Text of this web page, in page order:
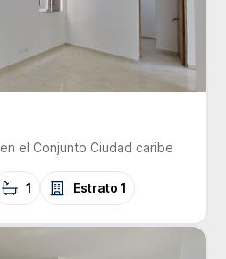
en el Conjunto Ciudad caribe
1 Estrato 1